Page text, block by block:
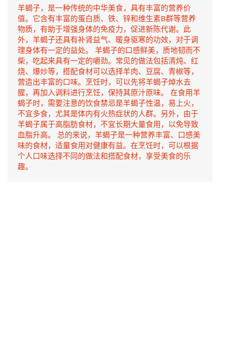
羊蝎子，是一种传统的中华美食，具有丰富的营养价
值。它含有丰富的蛋白质、铁、锌和维生素B群等营养
物质，有助于增强身体的免疫力，促进新陈代谢。此
外，羊蝎子还具有补肾益气、暖身驱寒的功效，对于调
理身体有一定的益处。 羊蝎子的口感鲜美，质地韧而不
柴，吃起来具有一定的嚼劲。常见的做法包括清炖、红
烧、爆炒等，搭配食材可以选择羊肉、豆腐、青椒等，
营造出丰富的口味。烹饪时，可以先将羊蝎子焯水去
腥，再加入调料进行烹饪，保持其原汁原味。 在食用羊
蝎子时，需要注意的饮食禁忌是羊蝎子性温，易上火，
不宜多食，尤其是体内有火热症状的人群。另外，由于
羊蝎子属于高脂肪食材，不宜长期大量食用，以免导致
血脂升高。 总的来说，羊蝎子是一种营养丰富、口感美
味的食材，适量食用对健康有益。在烹饪时，可以根据
个人口味选择不同的做法和搭配食材，享受美食的乐
趣。